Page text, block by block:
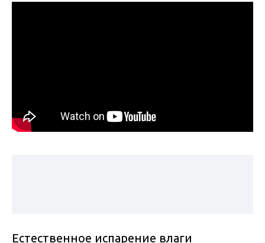
Естественное испарение влаги